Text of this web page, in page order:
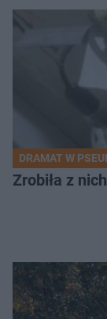
DRAMAT W
Zrobiła z